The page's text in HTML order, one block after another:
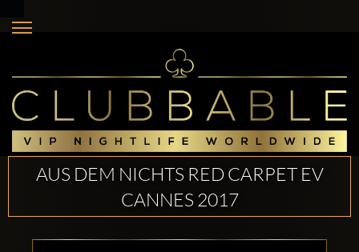
AUS DEM NICHTS RED CARPET EV
CANNES 2017